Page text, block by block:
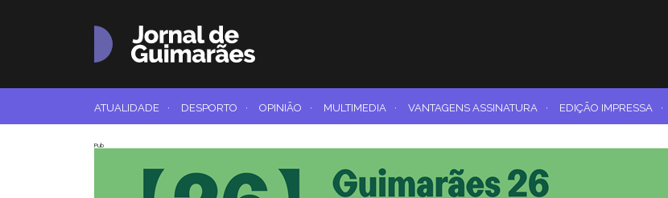
ATUALIDADE · DESPORTO · OPINIÃO · MULTIMEDIA · VANTAGENS ASSINATURA · EDIÇÃO IMPRESSA ·
Pub